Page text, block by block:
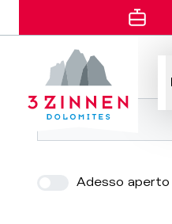
Località
Adesso aperto